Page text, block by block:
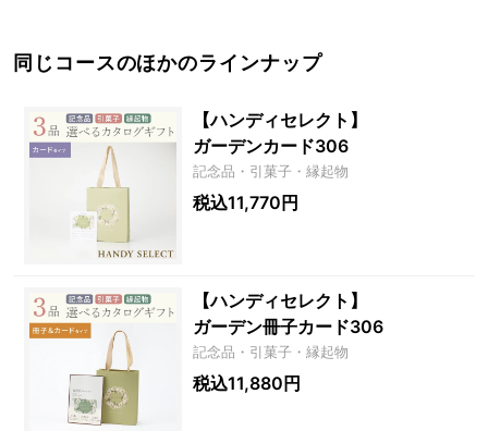
同じコースのほかのラインナップ
【ハンディセレクト】
ガーデンカード306
記念品・引菓子・縁起物
税込11,770円
【ハンディセレクト】
ガーデン冊子カード306
記念品・引菓子・縁起物
税込11,880円